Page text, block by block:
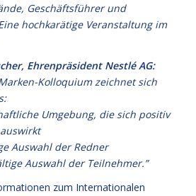
Geschäftsführer und
hochkarätige Veranstaltung im
Ehrenpräsident Nestlé AG:
Kolloquium zeichnet sich
Umgebung, die sich positiv
Auswahl der Redner
Auswahl der Teilnehmer.”
zum Internationalen